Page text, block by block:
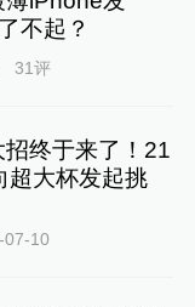
不起？
31评
终于来了！21
超大杯发起挑
07-10